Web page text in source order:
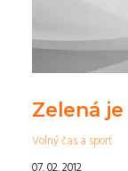
Zelená
Volný čas a sport